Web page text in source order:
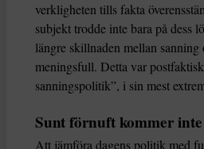
verkligheten tills fakta
subjekt trodde inte bara på dess
längre skillnaden mellan sanning
meningsfull. Detta var
sanningspolitik”, i sin mest
Sunt förnuft kommer
Att jämföra dagens politik med